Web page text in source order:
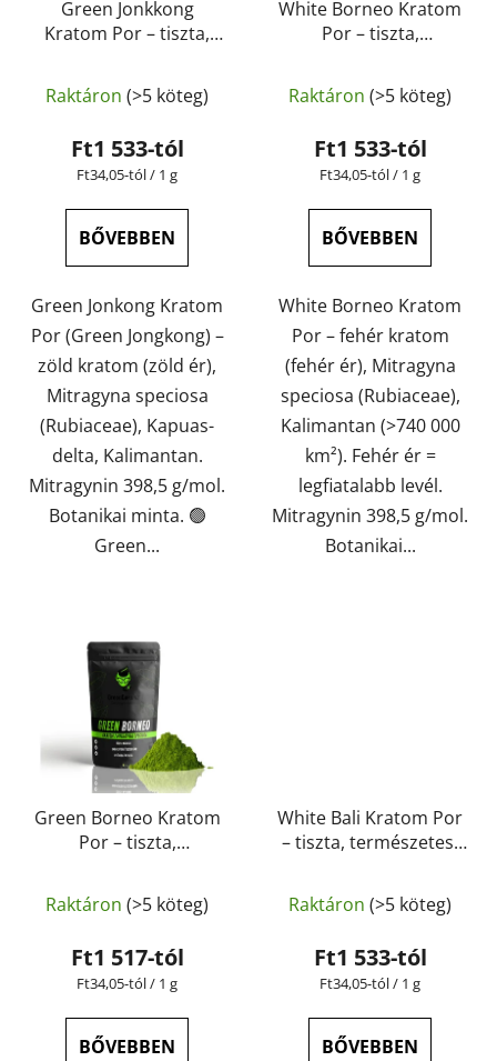
Green Jonkkong
Kratom Por – tiszta,
laboratóriumban
tesztelt | GreenGuru
termék
átlagos
értékelése
ből
Raktáron (>5 köteg)
Ft1 533-tól
Egységár:
Ft34,05-tól / 1 g
BŐVEBBEN
Green Jonkong Kratom
Por (Green Jongkong) –
zöld kratom (zöld ér),
Mitragyna speciosa
(Rubiaceae), Kapuas-
delta, Kalimantan.
Mitragynin 398,5 g/mol.
Botanikai minta. 🟢
Green...
White Borneo Kratom
Por – tiszta,
laboratóriumban
tesztelt | GreenGuru
termék
átlagos
értékelése
ből
Raktáron (>5 köteg)
Ft1 533-tól
Egységár:
Ft34,05-tól / 1 g
BŐVEBBEN
White Borneo Kratom
Por – fehér kratom
(fehér ér), Mitragyna
speciosa (Rubiaceae),
Kalimantan (>740 000
km²). Fehér ér =
legfiatalabb levél.
Mitragynin 398,5 g/mol.
Botanikai...
Green Borneo Kratom
Por – tiszta,
laboratóriumban
tesztelt | GreenGuru
termék
átlagos
értékelése
ből
Raktáron (>5 köteg)
Ft1 517-tól
Egységár:
Ft34,05-tól / 1 g
BŐVEBBEN
White Bali Kratom Por
– tiszta, természetes,
tesztelt | GreenGuru
termék
átlagos
értékelése
ből
Raktáron (>5 köteg)
Ft1 533-tól
Egységár:
Ft34,05-tól / 1 g
BŐVEBBEN